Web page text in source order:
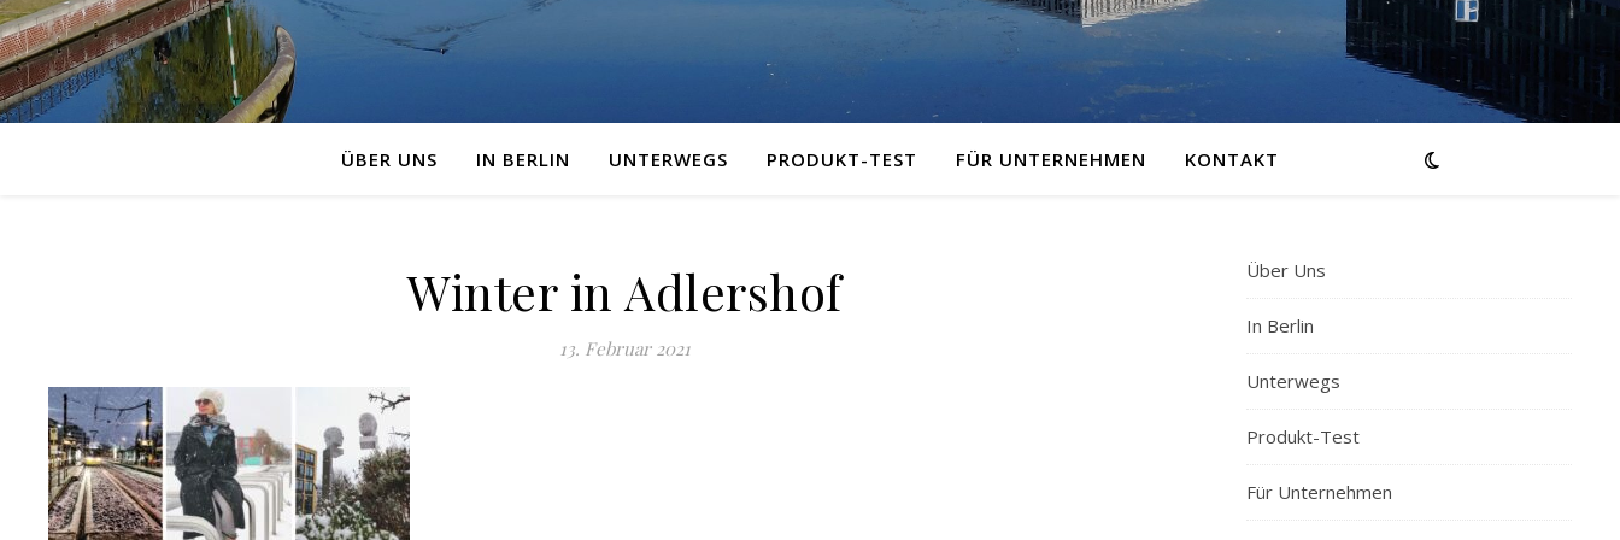
ÜBER UNS IN BERLIN UNTERWEGS PRODUKT-TEST FÜR UNTERNEHMEN KONTAKT
Winter in Adlershof
13. Februar 2021
Über Uns
In Berlin
Unterwegs
Produkt-Test
Für Unternehmen